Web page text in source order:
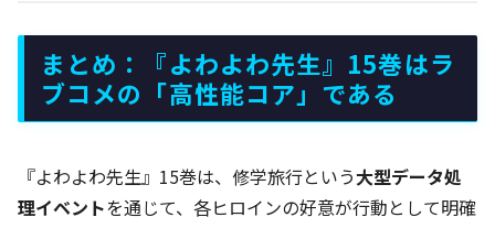
まとめ：『よわよわ先生』15巻はラ
ブコメの「高性能コア」である
『よわよわ先生』15巻は、修学旅行という大型データ処
理イベントを通じて、各ヒロインの好意が行動として明確